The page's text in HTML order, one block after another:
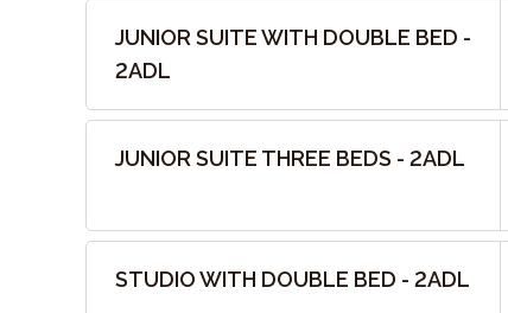
JUNIOR SUITE WITH DOUBLE BED -
2ADL
JUNIOR SUITE THREE BEDS - 2ADL
STUDIO WITH DOUBLE BED - 2ADL